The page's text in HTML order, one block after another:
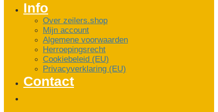
Info
Over zeilers.shop
Mijn account
Algemene voorwaarden
Herroepingsrecht
Cookiebeleid (EU)
Privacyverklaring (EU)
Contact